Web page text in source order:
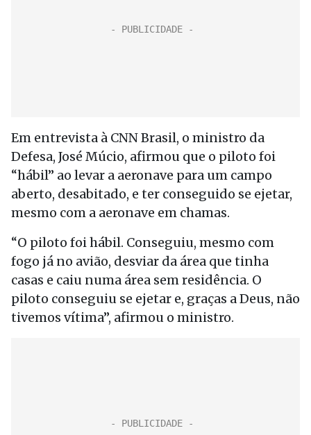
Em entrevista à CNN Brasil, o ministro da
Defesa, José Múcio, afirmou que o piloto foi
“hábil” ao levar a aeronave para um campo
aberto, desabitado, e ter conseguido se ejetar,
mesmo com a aeronave em chamas.
“O piloto foi hábil. Conseguiu, mesmo com
fogo já no avião, desviar da área que tinha
casas e caiu numa área sem residência. O
piloto conseguiu se ejetar e, graças a Deus, não
tivemos vítima”, afirmou o ministro.